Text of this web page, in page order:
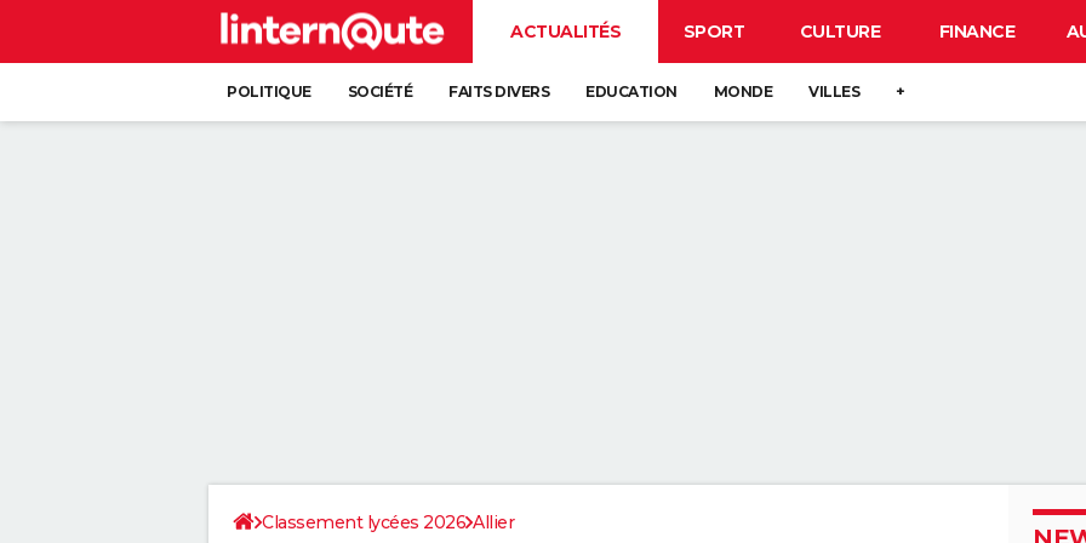
ACTUALITÉS SPORT CULTURE FINANCE
POLITIQUE SOCIÉTÉ FAITS DIVERS EDUCATION MONDE VILLES +
Classement lycées 2026 Allier